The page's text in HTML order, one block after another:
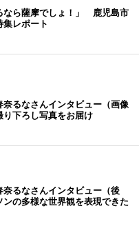
なら薩摩でしょ！」 鹿児島市
集レポート
奈るなさんインタビュー（画像
り下ろし写真をお届け
奈るなさんインタビュー（後
ンの多様な世界観を表現できた